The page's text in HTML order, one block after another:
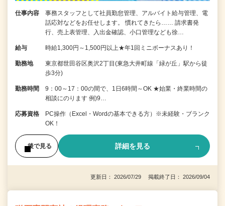
仕事内容
事務スタッフとして社員勤怠管理、アルバイト給与管理、電
話応対などをお任せします。 慣れてきたら…… 請求書発
行、売上表管理、入出金確認、小口管理なども徐…
給与 時給1,300円～1,500円以上★年1回ミニボーナスあり！
勤務地
東京都世田谷区奥沢2丁目(東急大井町線「緑が丘」駅から徒
歩3分)
勤務時間
9：00～17：00の間で、1日6時間～OK ★始業・終業時間の
相談にのります 例)9…
応募資格
PC操作（Excel・Wordの基本できる方）※未経験・ブランク
OK！
後で見る 詳細を見る
更新日： 2026/07/29 掲載終了日： 2026/09/04